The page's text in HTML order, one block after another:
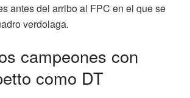
antes del arribo al FPC en el que se
verdolaga.
campeones con
como DT